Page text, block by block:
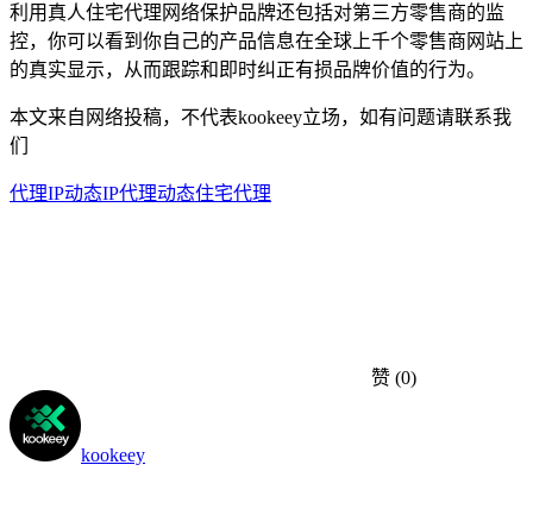
利用真人住宅代理网络保护品牌还包括对第三方零售商的监
控，你可以看到你自己的产品信息在全球上千个零售商网站上
的真实显示，从而跟踪和即时纠正有损品牌价值的行为。
本文来自网络投稿，不代表kookeey立场，如有问题请联系我
们
代理IP动态IP代理动态住宅代理
赞 (0)
kookeey